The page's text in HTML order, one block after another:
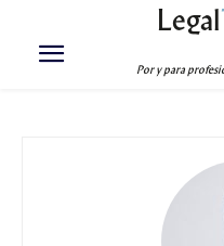
Legal
Por y para